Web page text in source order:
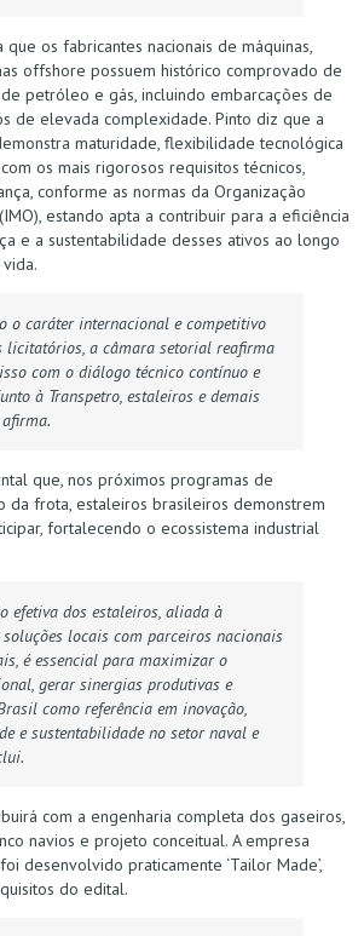
que os fabricantes nacionais de máquinas,
offshore possuem histórico comprovado de
petróleo e gás, incluindo embarcações de
de elevada complexidade. Pinto diz que a
maturidade, flexibilidade tecnológica
os mais rigorosos requisitos técnicos,
conforme as normas da Organização
estando apta a contribuir para a eficiência
e a sustentabilidade desses ativos ao longo
o caráter internacional e competitivo
licitatórios, a câmara setorial reafirma
com o diálogo técnico contínuo e
à Transpetro, estaleiros e demais
afirma.
que, nos próximos programas de
da frota, estaleiros brasileiros demonstrem
fortalecendo o ecossistema industrial
efetiva dos estaleiros, aliada à
locais com parceiros nacionais
é essencial para maximizar o
gerar sinergias produtivas e
como referência em inovação,
e sustentabilidade no setor naval e
com a engenharia completa dos gaseiros,
navios e projeto conceitual. A empresa
desenvolvido praticamente ‘Tailor Made’,
do edital.